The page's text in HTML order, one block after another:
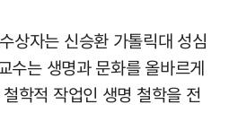
상자는 신승환 가톨릭대 성심
수는 생명과 문화를 올바르게
학적 작업인 생명 철학을 전